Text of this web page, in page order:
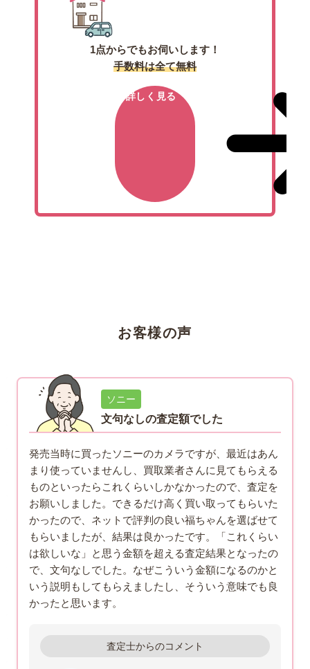
1点からでもお伺いします！
手数料は全て無料
詳しく見る
お客様の声
ソニー
文句なしの査定額でした
発売当時に買ったソニーのカメラですが、最近はあん
まり使っていませんし、買取業者さんに見てもらえる
ものといったらこれくらいしかなかったので、査定を
お願いしました。できるだけ高く買い取ってもらいた
かったので、ネットで評判の良い福ちゃんを選ばせて
もらいましたが、結果は良かったです。「これくらい
は欲しいな」と思う金額を超える査定結果となったの
で、文句なしでした。なぜこういう金額になるのかと
いう説明もしてもらえましたし、そういう意味でも良
かったと思います。
査定士からのコメント